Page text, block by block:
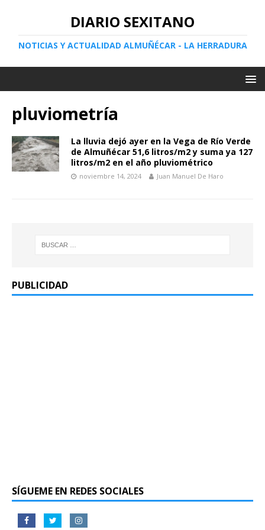
DIARIO SEXITANO
NOTICIAS Y ACTUALIDAD ALMUÑÉCAR - LA HERRADURA
pluviometría
La lluvia dejó ayer en la Vega de Río Verde
de Almuñécar 51,6 litros/m2 y suma ya 127
litros/m2 en el año pluviométrico
noviembre 14, 2024 Juan Manuel De Haro
PUBLICIDAD
SÍGUEME EN REDES SOCIALES